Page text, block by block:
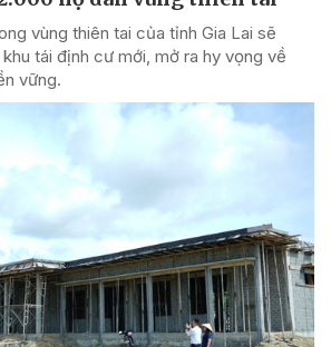
vùng thiên tai của tỉnh Gia Lai sẽ
tái định cư mới, mở ra hy vọng về
vững.